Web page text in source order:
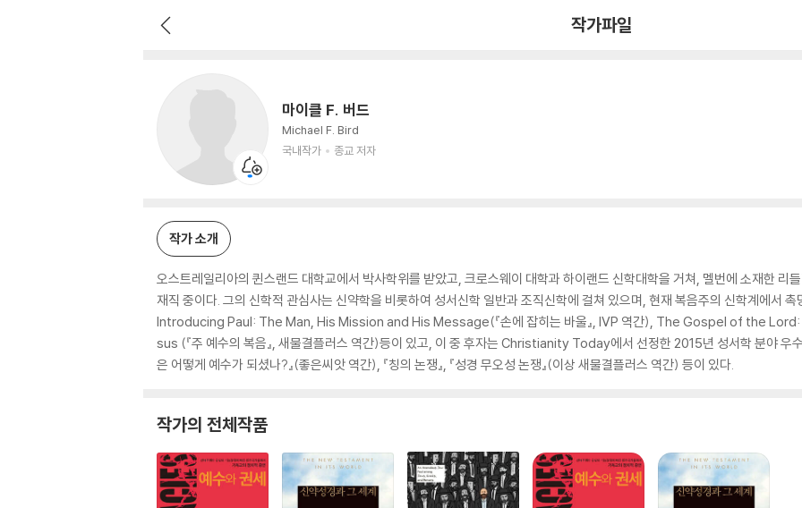
작가파일
마이클 F. 버드
Michael F. Bird
국내작가
종교 저자
작가 소개
오스트레일리아의 퀸스랜드 대학교에서 박사학위를 받았고, 크로스웨이 대학과 하이랜드 신학대학을 거쳐, 멜번에 소재한
재직 중이다. 그의 신학적 관심사는 신약학을 비롯하여 성서신학 일반과 조직신학에 걸쳐 있으며, 현재 복음주의 신학계에서
Introducing Paul: The Man, His Mission and His Message(『손에 잡히는 바울』, IVP 역간), The Gospel of the
sus (『주 예수의 복음』, 새물결플러스 역간)등이 있고, 이 중 후자는 Christianity Today에서 선정한 2015년 성서학 분야 우
은 어떻게 예수가 되셨나?』(좋은씨앗 역간), 『칭의 논쟁』, 『성경 무오성 논쟁』(이상 새물결플러스 역간) 등이 있다.
작가의 전체작품